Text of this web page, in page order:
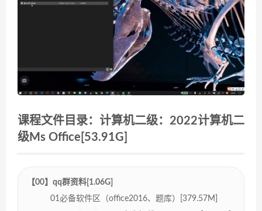
课程文件目录：计算机二级：2022计算机二
级Ms Office[53.91G]
【00】qq群资料[1.06G]
01必备软件区（office2016、题库）[379.57M]